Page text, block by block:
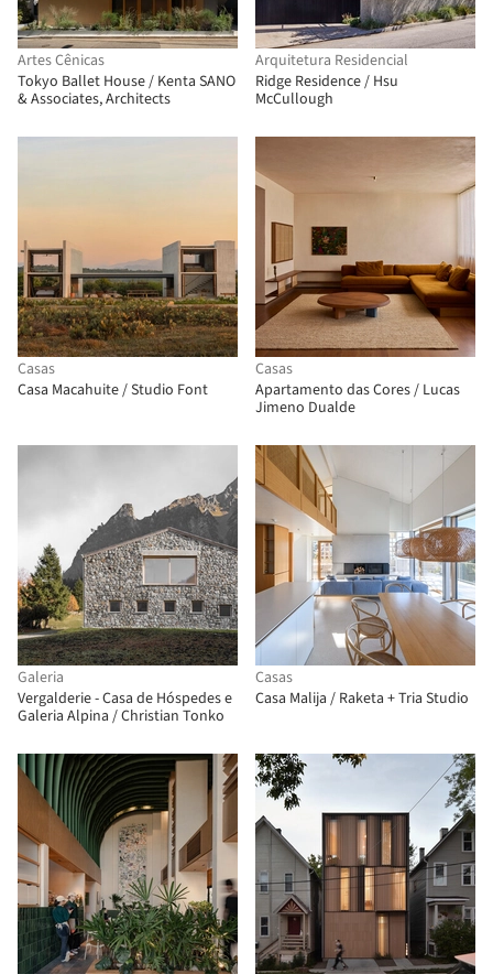
Artes Cênicas
Tokyo Ballet House / Kenta SANO
& Associates, Architects
Arquitetura Residencial
Ridge Residence / Hsu
McCullough
Casas
Casa Macahuite / Studio Font
Casas
Apartamento das Cores / Lucas
Jimeno Dualde
Galeria
Vergalderie - Casa de Hóspedes e
Galeria Alpina / Christian Tonko
Casas
Casa Malija / Raketa + Tria Studio